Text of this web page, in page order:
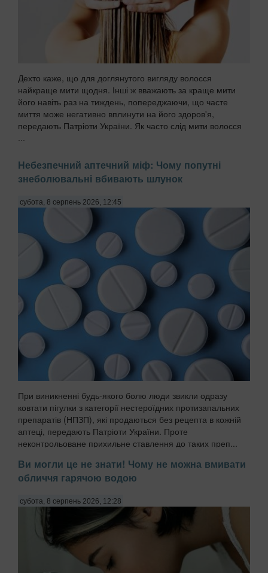
Дехто каже, що для доглянутого вигляду волосся
найкраще мити щодня. Інші ж вважають за краще мити
його навіть раз на тиждень, попереджаючи, що часте
миття може негативно вплинути на його здоров'я,
передають Патріоти України. Як часто слід мити волосся
Небезпечний аптечний міф: Чому попутні
знеболювальні вбивають шлунок
субота, 8 серпень 2026, 12:45
При виникненні будь-якого болю люди звикли одразу
ковтати пігулки з категорії нестероїдних протизапальних
препаратів (НПЗП), які продаються без рецепта в кожній
аптеці, передають Патріоти України. Проте
неконтрольоване прихильне ставлення до таких преп...
Ви могли це не знати! Чому не можна вмивати
обличчя гарячою водою
субота, 8 серпень 2026, 12:28